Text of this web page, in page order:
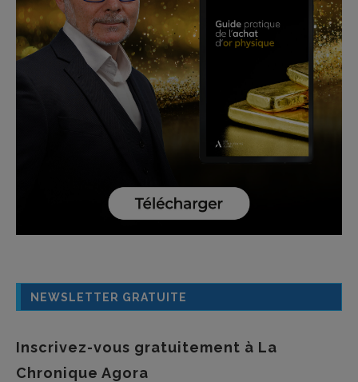
NEWSLETTER GRATUITE
Inscrivez-vous gratuitement à La
Chronique Agora